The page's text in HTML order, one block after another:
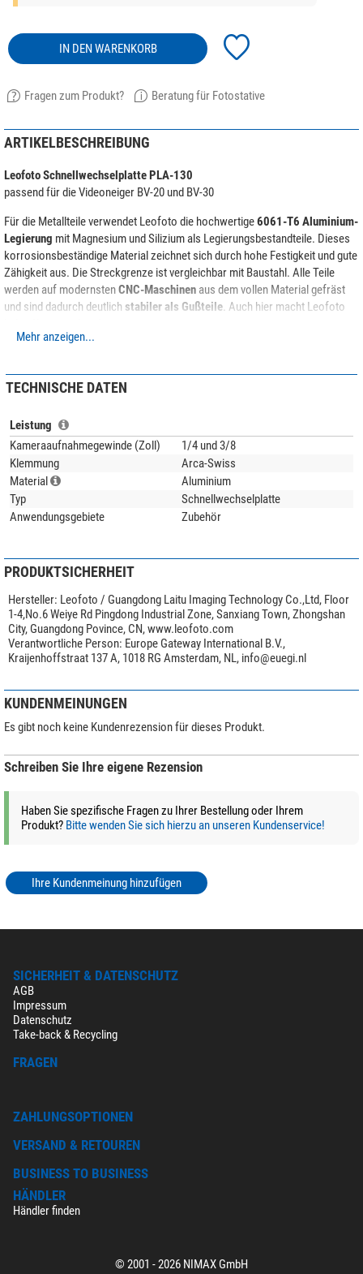
IN DEN WARENKORB
Fragen zum Produkt? Beratung für Fotostative
ARTIKELBESCHREIBUNG
Leofoto Schnellwechselplatte PLA-130
passend für die Videoneiger BV-20 und BV-30
Für die Metallteile verwendet Leofoto die hochwertige6061-T6 Aluminium-
Legierung mit Magnesium und Silizium als Legierungsbestandteile. Dieses
korrosionsbeständige Material zeichnet sich durch hohe Festigkeit und gute
Zähigkeit aus. Die Streckgrenze ist vergleichbar mit Baustahl. Alle Teile
werden auf modernstenCNC-Maschinen aus dem vollen Material gefräst
und sind dadurch deutlich stabiler als Gußteile. Auch hier macht Leofoto
Mehr anzeigen...
TECHNISCHE DATEN
Leistung
Kameraaufnahmegewinde (Zoll)
1/4 und 3/8
Klemmung
Arca-Swiss
Material
Aluminium
Typ
Schnellwechselplatte
Anwendungsgebiete
Zubehör
PRODUKTSICHERHEIT
Hersteller: Leofoto / Guangdong Laitu Imaging Technology Co.,Ltd, Floor
1-4,No.6 Weiye Rd Pingdong Industrial Zone, Sanxiang Town, Zhongshan
City, Guangdong Povince, CN, www.leofoto.com
Verantwortliche Person: Europe Gateway International B.V.,
Kraijenhoffstraat 137 A, 1018 RG Amsterdam, NL, info@euegi.nl
KUNDENMEINUNGEN
Es gibt noch keine Kundenrezension für dieses Produkt.
Schreiben Sie Ihre eigene Rezension
Haben Sie spezifische Fragen zu Ihrer Bestellung oder Ihrem
Produkt? Bitte wenden Sie sich hierzu an unseren Kundenservice!
Ihre Kundenmeinung hinzufügen
SICHERHEIT & DATENSCHUTZ
AGB
Impressum
Datenschutz
Take-back & Recycling
FRAGEN
ZAHLUNGSOPTIONEN
VERSAND & RETOUREN
BUSINESS TO BUSINESS
HÄNDLER
Händler finden
© 2001 - 2026 NIMAX GmbH